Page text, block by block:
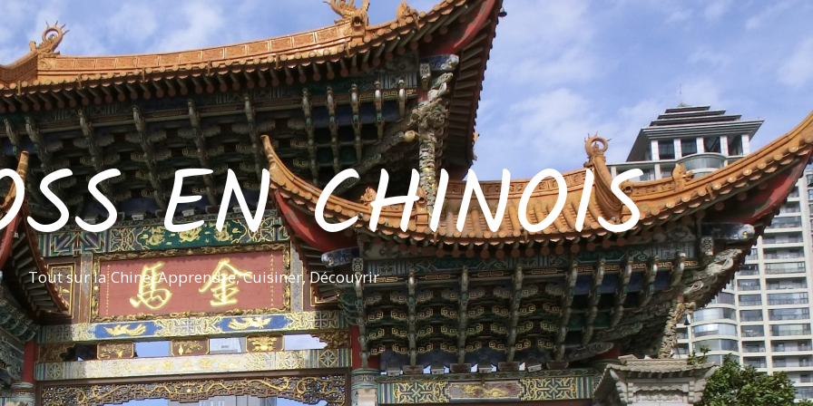
EN CHINOIS
Tout sur la Chine, Apprendre, Cuisiner, Découvrir